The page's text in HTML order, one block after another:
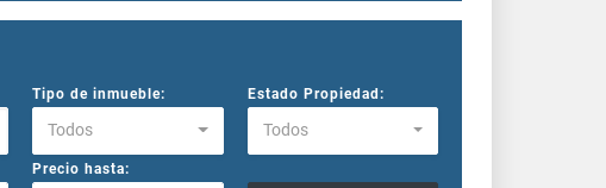
Tipo de inmueble:
Todos
Estado Propiedad:
Todos
Precio hasta: